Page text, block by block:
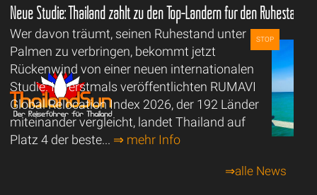
Neue Studie: Thailand zählt zu den Top-Ländern für den Ruhestand
Wer davon träumt, seinen Ruhestand unter
Palmen zu verbringen, bekommt jetzt
Rückenwind von einer neuen internationalen
Studie. Im erstmals veröffentlichten RUMAVI
Global Relocation Index 2026, der 192 Länder
miteinander vergleicht, landet Thailand auf
Platz 4 der beste... ⇒ mehr Info
⇒alle News
STOP